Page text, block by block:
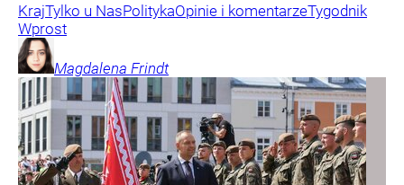
KrajTylko u NasPolitykaOpinie i komentarzeTygodnik
Wprost
Magdalena Frindt